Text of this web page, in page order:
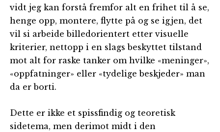
vidt jeg kan forstå fremfor alt en frihet til å se,
henge opp, montere, flytte på og se igjen, det
vil si arbeide billedorientert etter visuelle
kriterier, nettopp i en slags beskyttet tilstand
mot alt for raske tanker om hvilke «meninger»,
«oppfatninger» eller «tydelige beskjeder» man
da er borti.
Dette er ikke et spissfindig og teoretisk
sidetema, men derimot midt i den